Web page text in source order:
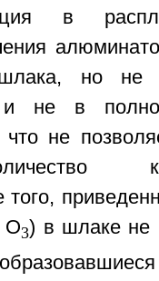
в
но не
и не в
не
O3) в шлаке не